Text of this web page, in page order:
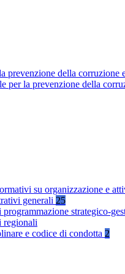
prevenzione della corruzione
per la prevenzione della
su organizzazione e
generali 25
strategico-
regionali
e codice di condotta 2